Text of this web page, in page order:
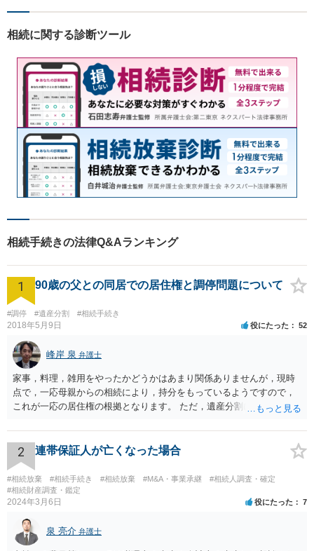
い！
相続に関する診断ツール
相続手続きの法律Q&Aランキング
1 90歳の父との同居での居住権と調停問題について
#調停 #遺産分割 #相続手続き
2018年5月9日 役にたった 52
峰岸 泉 弁護士
家事，料理，雑用をやったかどうかはあまり関係ありませんが，現時
点で，一応母親からの相続により，持分をもっているようですので，
これが一応の居住権の根拠となります。 ただ，遺産分割により，母の
2 連帯保証人が亡くなった場合
#相続放棄 #相続手続き #相続放棄 #M&A・事業承継
#相続人調査・確定
#相続財産調査・鑑定
2024年3月6日 役にたった 7
泉 亮介 弁護士